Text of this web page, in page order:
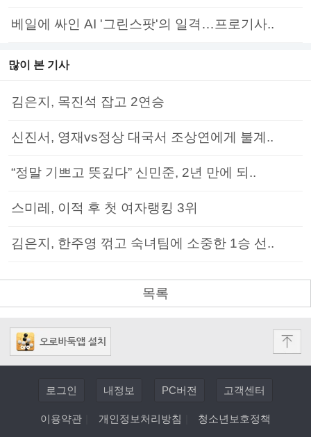
베일에 싸인 AI '그린스팟'의 일격…프로기사..
많이 본 기사
김은지, 목진석 잡고 2연승
신진서, 영재vs정상 대국서 조상연에게 불계..
“정말 기쁘고 뜻깊다” 신민준, 2년 만에 되..
스미레, 이적 후 첫 여자랭킹 3위
김은지, 한주영 꺾고 숙녀팀에 소중한 1승 선..
목록
로그인 내정보 PC버전 고객센터
이용약관 개인정보처리방침 청소년보호정책